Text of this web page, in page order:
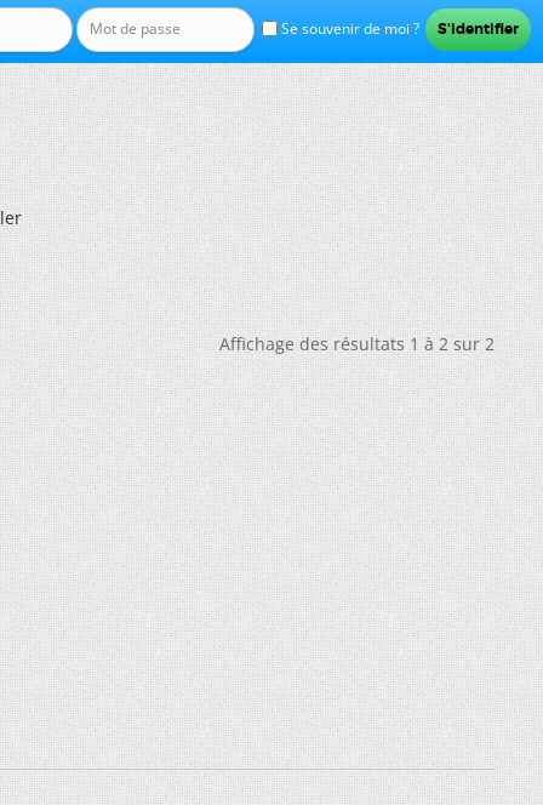
Se souvenir de moi ?
Affichage des résultats 1 à 2 sur 2